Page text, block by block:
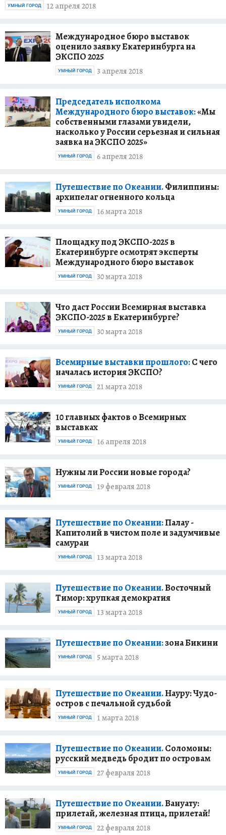
12 апреля 2018
УМНЫЙ ГОРОД
Международное бюро выставок
оценило заявку Екатеринбурга на
ЭКСПО 2025
3 апреля 2018
УМНЫЙ ГОРОД
Председатель исполкома
Международного бюро выставок:«Мы
собственными глазами увидели,
насколько у России серьезная и сильная
заявка на ЭКСПО 2025»
6 апреля 2018
УМНЫЙ ГОРОД
Путешествие по Океании.Филиппины:
архипелаг огненного кольца
16 марта 2018
УМНЫЙ ГОРОД
Площадку под ЭКСПО-2025 в
Екатеринбурге осмотрят эксперты
Международного бюро выставок
30 марта 2018
УМНЫЙ ГОРОД
Что даст России Всемирная выставка
ЭКСПО-2025 в Екатеринбурге?
30 марта 2018
УМНЫЙ ГОРОД
Всемирные выставки прошлого:С чего
началась история ЭКСПО?
21 марта 2018
УМНЫЙ ГОРОД
10 главных фактов о Всемирных
выставках
16 апреля 2018
УМНЫЙ ГОРОД
Нужны ли России новые города?
19 февраля 2018
УМНЫЙ ГОРОД
Путешествие по Океании:Палау -
Капитолий в чистом поле и задумчивые
самураи
13 марта 2018
УМНЫЙ ГОРОД
Путешествие по Океании.Восточный
Тимор: хрупкая демократия
13 марта 2018
УМНЫЙ ГОРОД
Путешествие по Океании:зона Бикини
5 марта 2018
УМНЫЙ ГОРОД
Путешествие по Океании.Науру: Чудо-
остров с печальной судьбой
1 марта 2018
УМНЫЙ ГОРОД
Путешествие по Океании.Соломоны:
русский медведь бродит по островам
27 февраля 2018
УМНЫЙ ГОРОД
Путешествие по Океании.Вануату:
прилетай, железная птица, прилетай!
22 февраля 2018
УМНЫЙ ГОРОД